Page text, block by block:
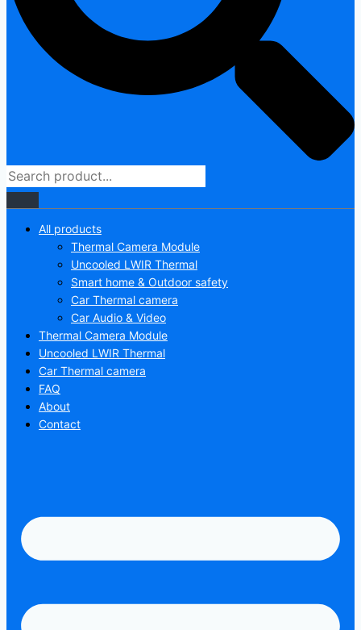
All products
Thermal Camera Module
Uncooled LWIR Thermal
Smart home & Outdoor safety
Car Thermal camera
Car Audio & Video
Thermal Camera Module
Uncooled LWIR Thermal
Car Thermal camera
FAQ
About
Contact